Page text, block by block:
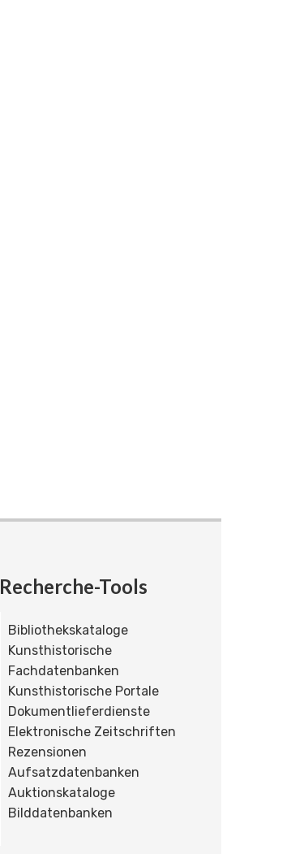
Recherche-Tools
Bibliothekskataloge
Kunsthistorische
Fachdatenbanken
Kunsthistorische Portale
Dokumentlieferdienste
Elektronische Zeitschriften
Rezensionen
Aufsatzdatenbanken
Auktionskataloge
Bilddatenbanken